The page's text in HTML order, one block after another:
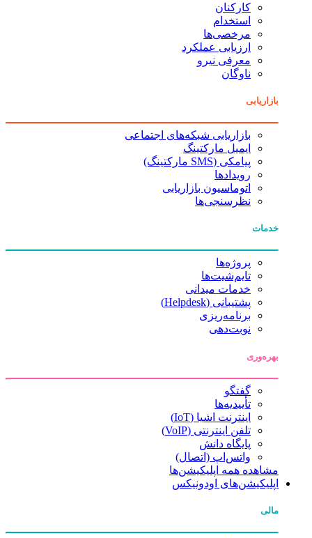
کارکنان
استخدام
مرخصی‌ها
ارزیابی عملکرد
معرفی نیرو
ناوگان
بازاریابی
بازاریابی شبکه‌های اجتماعی
ایمیل مارکتینگ
پیامکی (SMS مارکتینگ)
رویدادها
اتوماسیون بازاریابی
نظرسنجی‌ها
خدمات
پروژه‌ها
تایم‌شیت‌ها
خدمات میدانی
پشتیبانی (Helpdesk)
برنامه‌ریزی
نوبت‌دهی
بهره‌وری
گفتگو
تأییدیه‌ها
اینترنت اشیا (IoT)
تلفن اینترنتی (VoIP)
پایگاه دانش
واتس‌اپ (اتصال)
مشاهده همه اپلیکیشن‌ها
اپلیکیشن‌های اودونیکس
مالی